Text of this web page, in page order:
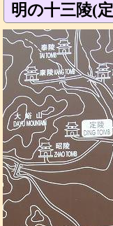
明の十三陵(